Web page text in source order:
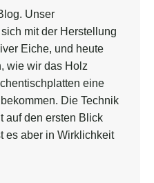
Unser
mit der Herstellung
Eiche, und heute
wie wir das Holz
eine
Die Technik
auf den ersten Blick
es aber in Wirklichkeit